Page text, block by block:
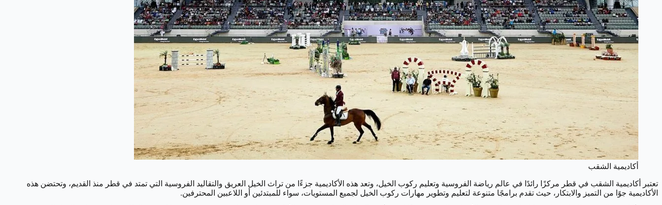
أكاديمية الشقب
تعتبر أكاديمية الشقب في قطر مركزًا رائدًا في عالم رياضة الفروسية وتعليم ركوب الخيل، وتعد هذه الأكاديمية جزءًا من تراث الخيل العريق والتقاليد الفروسية التي تمتد في قطر منذ القديم، وتحتضن هذه
الأكاديمية جوًا من التميز والابتكار، حيث تقدم برامجًا متنوعة لتعليم وتطوير مهارات ركوب الخيل لجميع المستويات، سواء للمبتدئين أو اللاعبين المحترفين.